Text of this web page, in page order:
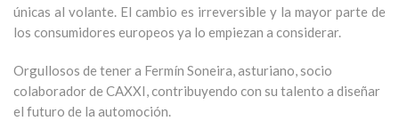
únicas al volante. El cambio es irreversible y la mayor parte de
los consumidores europeos ya lo empiezan a considerar.
Orgullosos de tener a Fermín Soneira, asturiano, socio
colaborador de CAXXI, contribuyendo con su talento a diseñar
el futuro de la automoción.